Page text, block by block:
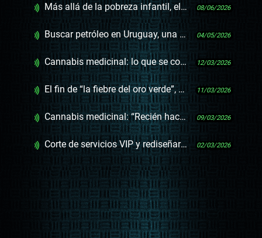
Más allá de la pobreza infantil, el desamparo y la sensación de estado de alarma 08/06/2026
Buscar petróleo en Uruguay, una política de largo plazo y sus razones 04/05/2026
Cannabis medicinal: lo que se consigue en la farmacia 12/03/2026
El fin de “la fiebre del oro verde”, el aumento de compradores en farmacia y Brasil como potencial mercado 11/03/2026
Cannabis medicinal: “Recién hace pocos meses el Estado puso gente idónea en los lugares clave” 09/03/2026
Corte de servicios VIP y rediseñar el sistema de salud, el “templo de los lobbys” 02/03/2026